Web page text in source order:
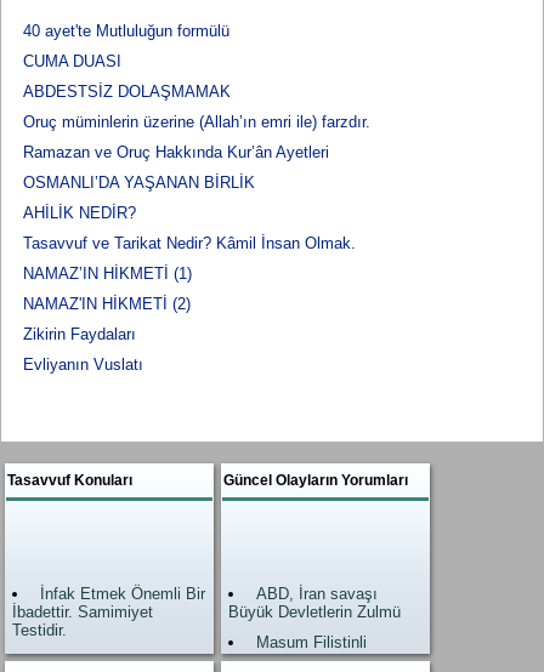
40 ayet'te Mutluluğun formülü
CUMA DUASI
ABDESTSİZ DOLAŞMAMAK
Oruç müminlerin üzerine (Allah’ın emri ile) farzdır.
Ramazan ve Oruç Hakkında Kur’ân Ayetleri
OSMANLI’DA YAŞANAN BİRLİK
AHİLİK NEDİR?
Tasavvuf ve Tarikat Nedir? Kâmil İnsan Olmak.
NAMAZ’IN HİKMETİ (1)
NAMAZ'IN HİKMETİ (2)
Zikirin Faydaları
Evliyanın Vuslatı
Tasavvuf Konuları
İnfak Etmek Önemli Bir
İbadettir. Samimiyet
Testidir.
Allah’ın Zikri, Zikrullah
Güncel Olayların Yorumları
ABD, İran savaşı
Büyük Devletlerin Zulmü
Masum Filistinli
kardeşlerimiz